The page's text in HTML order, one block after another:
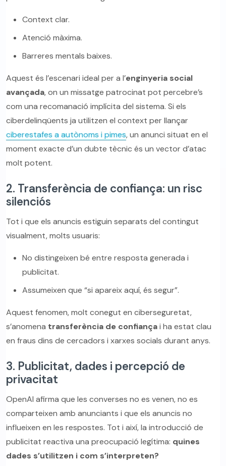
Context clar.
Atenció màxima.
Barreres mentals baixes.
Aquest és l’escenari ideal per a l’enginyeria social
avançada, on un missatge patrocinat pot percebre’s
com una recomanació implícita del sistema. Si els
ciberdelinqüents ja utilitzen el context per llançar
ciberestafes a autònoms i pimes, un anunci situat en el
moment exacte d’un dubte tècnic és un vector d’atac
molt potent.
2. Transferència de confiança: un risc
silenciós
Tot i que els anuncis estiguin separats del contingut
visualment, molts usuaris:
No distingeixen bé entre resposta generada i
publicitat.
Assumeixen que “si apareix aquí, és segur”.
Aquest fenomen, molt conegut en ciberseguretat,
s’anomena transferència de confiançai ha estat clau
en fraus dins de cercadors i xarxes socials durant anys.
3. Publicitat, dades i percepció de
privacitat
OpenAI afirma que les converses no es venen, no es
comparteixen amb anunciants i que els anuncis no
influeixen en les respostes. Tot i així, la introducció de
publicitat reactiva una preocupació legítima: quines
dades s’utilitzen i com s’interpreten?